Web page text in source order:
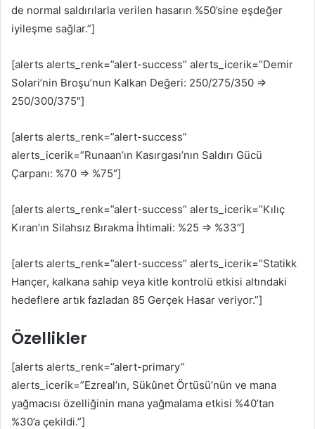
de normal saldırılarla verilen hasarın %50’sine eşdeğer
iyileşme sağlar.”]
[alerts alerts_renk=”alert-success” alerts_icerik=”Demir
Solari’nin Broşu’nun Kalkan Değeri: 250/275/350 ⇒
250/300/375″]
[alerts alerts_renk=”alert-success”
alerts_icerik=”Runaan’ın Kasırgası’nın Saldırı Gücü
Çarpanı: %70 ⇒ %75″]
[alerts alerts_renk=”alert-success” alerts_icerik=”Kılıç
Kıran’ın Silahsız Bırakma İhtimali: %25 ⇒ %33″]
[alerts alerts_renk=”alert-success” alerts_icerik=”Statikk
Hançer, kalkana sahip veya kitle kontrolü etkisi altındaki
hedeflere artık fazladan 85 Gerçek Hasar veriyor.”]
Özellikler
[alerts alerts_renk=”alert-primary”
alerts_icerik=”Ezreal’ın, Sükûnet Örtüsü’nün ve mana
yağmacısı özelliğinin mana yağmalama etkisi %40’tan
%30’a çekildi.”]